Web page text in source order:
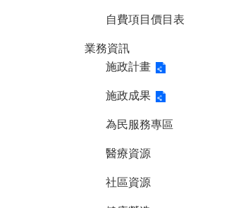
自費項目價目表
業務資訊
施政計畫
施政成果
為民服務專區
醫療資源
社區資源